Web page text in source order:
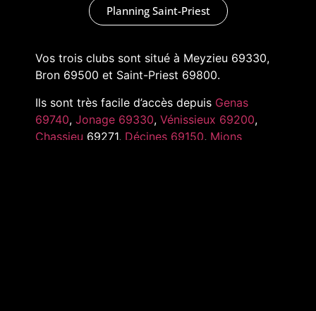
Planning Saint-Priest
Vos trois clubs sont situé à Meyzieu 69330,
Bron 69500 et Saint-Priest 69800.
Ils sont très facile d’accès depuis Genas
69740, Jonage 69330, Vénissieux 69200,
Chassieu 69271, Décines 69150, Mions